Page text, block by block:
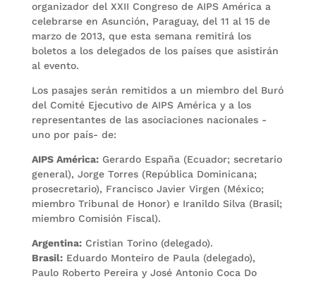
organizador del XXII Congreso de AIPS América a
celebrarse en Asunción, Paraguay, del 11 al 15 de
marzo de 2013, que esta semana remitirá los
boletos a los delegados de los países que asistirán
al evento.
Los pasajes serán remitidos a un miembro del Buró
del Comité Ejecutivo de AIPS América y a los
representantes de las asociaciones nacionales -
uno por país- de:
AIPS América:Gerardo España (Ecuador; secretario
general), Jorge Torres (República Dominicana;
prosecretario), Francisco Javier Virgen (México;
miembro Tribunal de Honor) e Iranildo Silva (Brasil;
miembro Comisión Fiscal).
Argentina:Cristian Torino (delegado).
Brasil:Eduardo Monteiro de Paula (delegado),
Paulo Roberto Pereira y José Antonio Coca Do